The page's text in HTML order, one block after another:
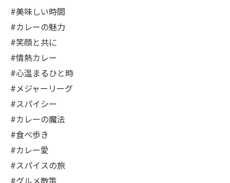
#美味しい時間
#カレーの魅力
#笑顔と共に
#情熱カレー
#心温まるひと時
#メジャーリーグ
#スパイシー
#カレーの魔法
#食べ歩き
#カレー愛
#スパイスの旅